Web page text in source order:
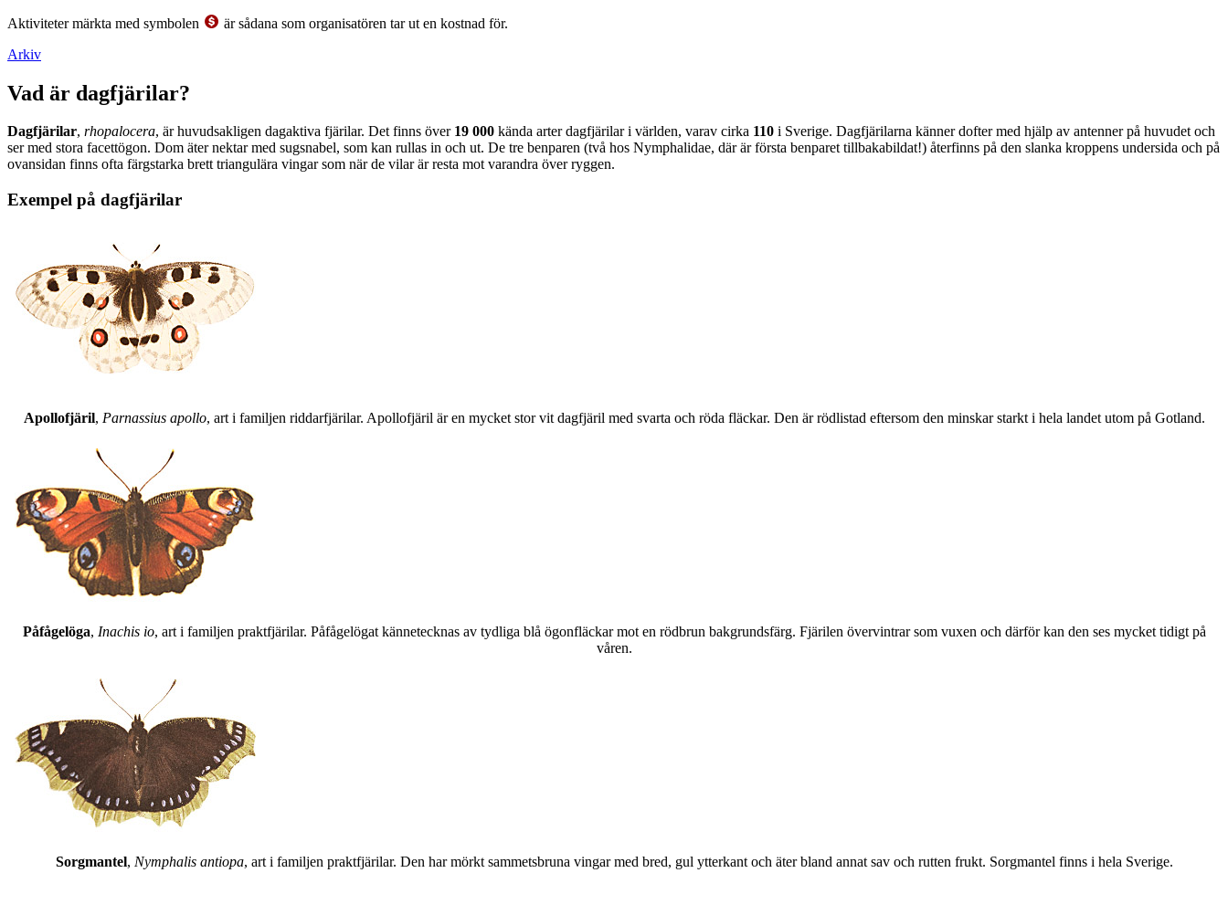
Aktiviteter märkta med symbolen
är sådana som organisatören tar ut en kostnad för.
Arkiv
Vad är dagfjärilar?
Dagfjärilar, rhopalocera, är huvudsakligen dagaktiva fjärilar. Det finns över 19 000 kända arter dagfjärilar i världen, varav cirka 110 i Sverige. Dagfjärilarna känner dofter med hjälp av antenner på huvudet och
ser med stora facettögon. Dom äter nektar med sugsnabel, som kan rullas in och ut. De tre benparen (två hos Nymphalidae, där är första benparet tillbakabildat!) återfinns på den slanka kroppens undersida och på
ovansidan finns ofta färgstarka brett triangulära vingar som när de vilar är resta mot varandra över ryggen.
Exempel på dagfjärilar
Apollofjäril, Parnassius apollo, art i familjen riddarfjärilar. Apollofjäril är en mycket stor vit dagfjäril med svarta och röda fläckar. Den är rödlistad eftersom den minskar starkt i hela landet utom på Gotland.
Påfågelöga, Inachis io, art i familjen praktfjärilar. Påfågelögat kännetecknas av tydliga blå ögonfläckar mot en rödbrun bakgrundsfärg. Fjärilen övervintrar som vuxen och därför kan den ses mycket tidigt på
våren.
Sorgmantel, Nymphalis antiopa, art i familjen praktfjärilar. Den har mörkt sammetsbruna vingar med bred, gul ytterkant och äter bland annat sav och rutten frukt. Sorgmantel finns i hela Sverige.